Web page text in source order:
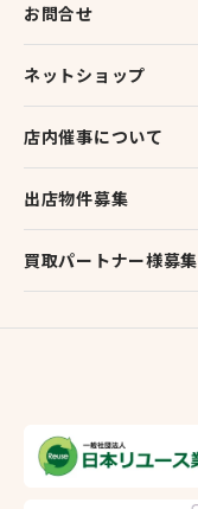
お問合せ
ネットショップ
店内催事について
出店物件募集
買取パートナー様募集